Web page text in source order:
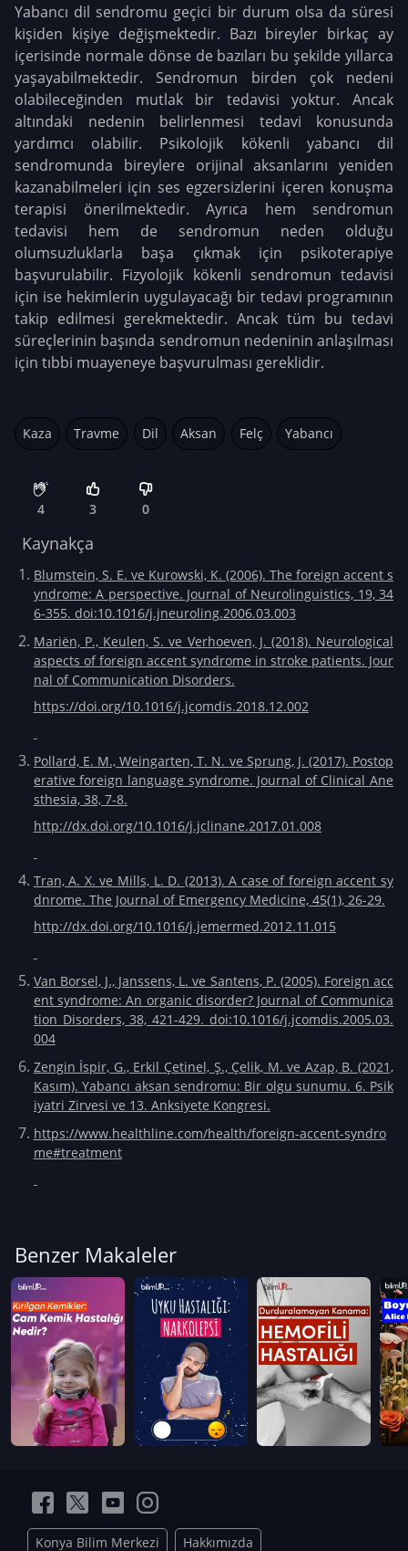
Yabancı dil sendromu geçici bir durum olsa da süresi
kişiden kişiye değişmektedir. Bazı bireyler birkaç ay
içerisinde normale dönse de bazıları bu şekilde yıllarca
yaşayabilmektedir. Sendromun birden çok nedeni
olabileceğinden mutlak bir tedavisi yoktur. Ancak
altındaki nedenin belirlenmesi tedavi konusunda
yardımcı olabilir. Psikolojik kökenli yabancı dil
sendromunda bireylere orijinal aksanlarını yeniden
kazanabilmeleri için ses egzersizlerini içeren konuşma
terapisi önerilmektedir. Ayrıca hem sendromun
tedavisi hem de sendromun neden olduğu
olumsuzluklarla başa çıkmak için psikoterapiye
başvurulabilir. Fizyolojik kökenli sendromun tedavisi
için ise hekimlerin uygulayacağı bir tedavi programının
takip edilmesi gerekmektedir. Ancak tüm bu tedavi
süreçlerinin başında sendromun nedeninin anlaşılması
için tıbbi muayeneye başvurulması gereklidir.
Kaza Travme Dil Aksan Felç Yabancı
4 3 0
Kaynakça
Blumstein, S. E. ve Kurowski, K. (2006). The foreign accent s
yndrome: A perspective. Journal of Neurolinguistics, 19, 34
6-355. doi:10.1016/j.jneuroling.2006.03.003
Mariën, P., Keulen, S. ve Verhoeven, J. (2018). Neurological
aspects of foreign accent syndrome in stroke patients. Jour
nal of Communication Disorders.
https://doi.org/10.1016/j.jcomdis.2018.12.002
Pollard, E. M., Weingarten, T. N. ve Sprung, J. (2017). Postop
erative foreign language syndrome. Journal of Clinical Ane
sthesia, 38, 7-8.
http://dx.doi.org/10.1016/j.jclinane.2017.01.008
Tran, A. X. ve Mills, L. D. (2013). A case of foreign accent sy
dnrome. The Journal of Emergency Medicine, 45(1), 26-29.
http://dx.doi.org/10.1016/j.jemermed.2012.11.015
Van Borsel, J., Janssens, L. ve Santens, P. (2005). Foreign acc
ent syndrome: An organic disorder? Journal of Communica
tion Disorders, 38, 421-429. doi:10.1016/j.jcomdis.2005.03.
004
Zengin İspir, G., Erkil Çetinel, Ş., Çelik, M. ve Azap, B. (2021,
Kasım). Yabancı aksan sendromu: Bir olgu sunumu. 6. Psik
iyatri Zirvesi ve 13. Anksiyete Kongresi.
https://www.healthline.com/health/foreign-accent-syndro
me#treatment
Benzer Makaleler
Konya Bilim Merkezi Hakkımızda